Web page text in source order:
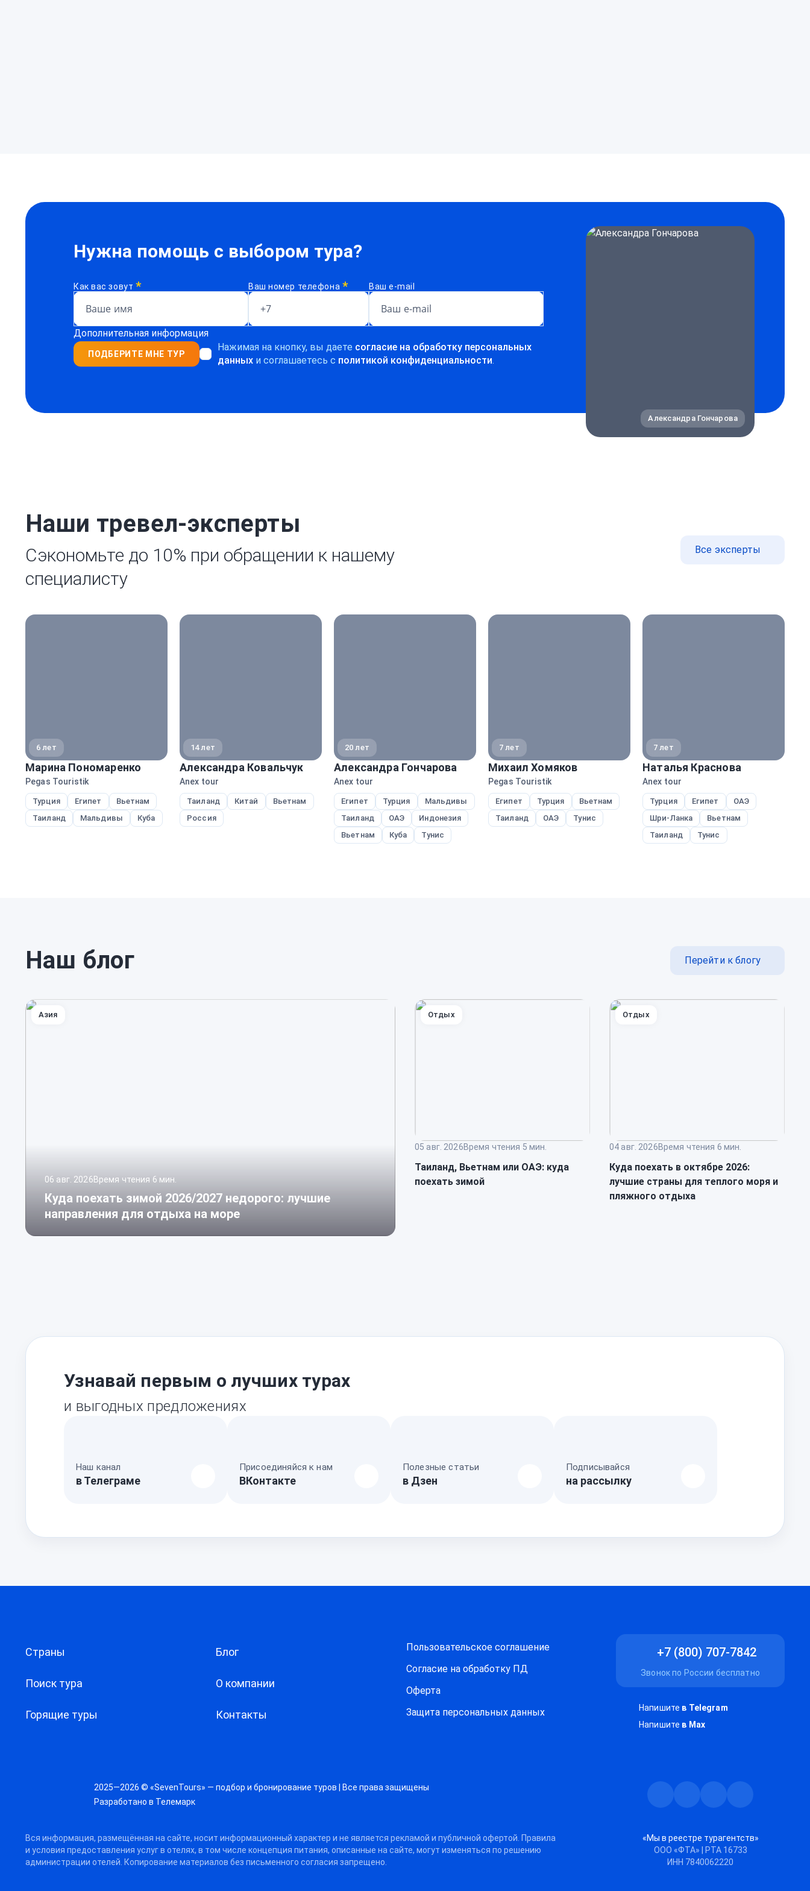
Нужна помощь с выбором тура?
Как вас зовут * Ваш номер телефона * Ваш e-mail
Дополнительная информация
ПОДБЕРИТЕ МНЕ ТУР
Нажимая на кнопку, вы даете согласие на обработку персональных
данныхи соглашаетесь c политикой конфиденциальности.
Александра Гончарова
Наши тревел-эксперты
Сэкономьте до 10% при обращении к нашему
специалисту
Все эксперты
6 лет
Марина Пономаренко
Pegas Touristik
Турция Египет
Вьетнам
Таиланд
Мальдивы Куба
14 лет
Александра Ковальчук
Anex tour
Таиланд Китай
Вьетнам
Россия
20 лет
Александра Гончарова
Anex tour
Египет Турция
Мальдивы
Таиланд
ОАЭ
Индонезия
Вьетнам
Куба Тунис
7 лет
Михаил Хомяков
Pegas Touristik
Египет Турция
Вьетнам
Таиланд
ОАЭ Тунис
7 лет
Наталья Краснова
Anex tour
Турция Египет
ОАЭ
Шри-Ланка
Вьетнам
Таиланд
Тунис
Наш блог Перейти к блогу
06 авг. 2026Время чтения 6 мин.
Куда поехать зимой 2026/2027 недорого: лучшие
направления для отдыха на море
Азия
05 авг. 2026Время чтения 5 мин.
Таиланд, Вьетнам или ОАЭ: куда
поехать зимой
Отдых
04 авг. 2026Время чтения 6 мин.
Куда поехать в октябре 2026:
лучшие страны для теплого моря и
пляжного отдыха
Отдых
Узнавай первым о лучших турах
и выгодных предложениях
Наш канал
в Телеграме
Присоединяйся к нам
ВКонтакте
Полезные статьи
в Дзен
Подписывайся
на рассылку
Страны
Поиск тура
Горящие туры
Блог
О компании
Контакты
Пользовательское соглашение
Согласие на обработку ПД
Оферта
Защитa персональных данных
+7 (800) 707-7842
Звонок по России бесплатно
Напишите в Telegram
Напишите в Max
2025—2026 © «SevenTours» — подбор и бронирование туров | Все права защищены
Разработано в Телемарк
ТелеграмMax Дзен ВКонтакте
Вся информация, размещённая на сайте, носит информационный характер и не является рекламой и публичной офертой. Правила
и условия предоставления услуг в отелях, в том числе концепция питания, описанные на сайте, могут изменяться по решению
администрации отелей. Копирование материалов без письменного согласия запрещено.
«Мы в реестре турагентств»
ООО «ФТА» | РТА 16733
ИНН 7840062220